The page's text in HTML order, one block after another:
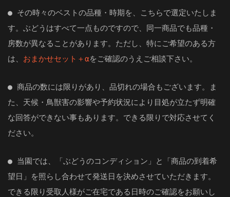
● その時々のベストの品種・時期を、こちらで選定いたしま
す。ぶどうはすべて一点ものですので、同一商品でも品種・
房数が異なることがあります。ただし、特にご希望のある方
は、 おまかせセット＋αをご確認のうえご相談下さい。
● 商品の数には限りがあり、品切れの場合もございます。ま
た、天候・鳥獣害の影響や予約状況により目処が立たず明確
な回答ができない事もあります。できる限りで対応させてく
ださい。
● 当園では、「ぶどうのコンディション」と「商品の到着希
望日」を照らし合わせて発送日を決めさせていただきます。
できる限り受取人様がご在宅である日時のご確認をお願いし